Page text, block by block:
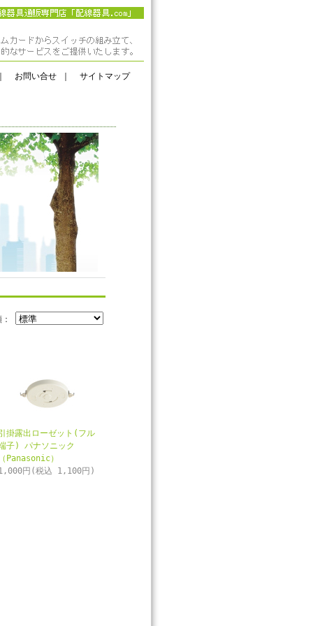
お問い合せ サイトマップ
：
掛露出ローゼット(フル
子) パナソニック
（Panasonic）
円(税込 1,100円)